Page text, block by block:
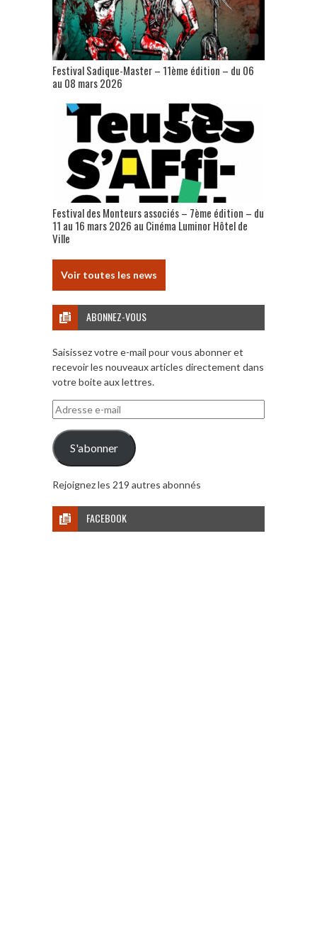
Festival Sadique-Master – 11ème édition – du 06
au 08 mars 2026
Festival des Monteurs associés – 7ème édition – du
11 au 16 mars 2026 au Cinéma Luminor Hôtel de
Ville
Voir toutes les news
ABONNEZ-VOUS
Saisissez votre e-mail pour vous abonner et
recevoir les nouveaux articles directement dans
votre boite aux lettres.
Adresse
e-
mail
S'abonner
Rejoignez les 219 autres abonnés
FACEBOOK